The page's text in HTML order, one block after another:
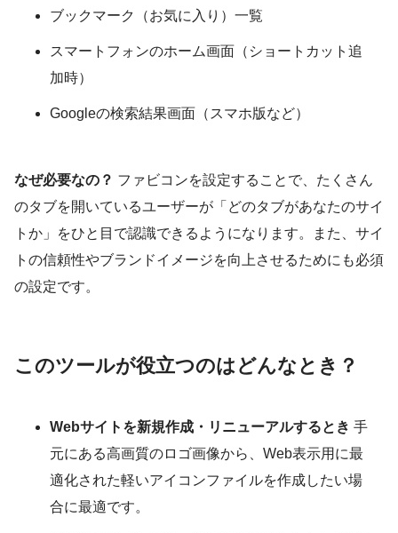
ブックマーク（お気に入り）一覧
スマートフォンのホーム画面（ショートカット追
加時）
Googleの検索結果画面（スマホ版など）
なぜ必要なの？ ファビコンを設定することで、たくさん
のタブを開いているユーザーが「どのタブがあなたのサイ
トか」をひと目で認識できるようになります。また、サイ
トの信頼性やブランドイメージを向上させるためにも必須
の設定です。
このツールが役立つのはどんなとき？
Webサイトを新規作成・リニューアルするとき 手
元にある高画質のロゴ画像から、Web表示用に最
適化された軽いアイコンファイルを作成したい場
合に最適です。